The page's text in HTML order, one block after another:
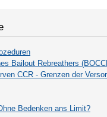
Bailout Rebreathers
CCR - Grenzen der
Bedenken ans Limit?